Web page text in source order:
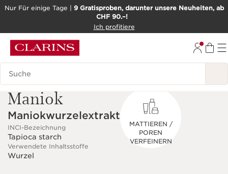
BARRIEREFREIHEITSWERKZEUG
Nur Für einige Tage | 9 Gratisproben, darunter unsere Neuheiten, ab
CHF 90.–!
Ich profitiere
Legende suchen
Maniok
Maniokwurzelextrakt
INCI-Bezeichnung
Tapioca starch
Verwendete Inhaltsstoffe
Wurzel
MATTIEREN /
POREN
VERFEINERN